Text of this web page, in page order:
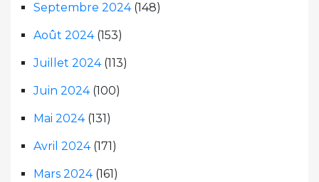
Septembre 2024(148)
Août 2024(153)
Juillet 2024(113)
Juin 2024(100)
Mai 2024(131)
Avril 2024(171)
Mars 2024(161)